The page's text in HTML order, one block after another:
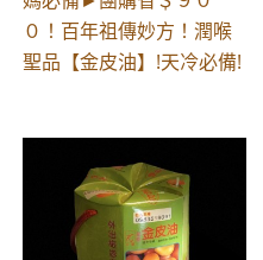
０！百年祖傳妙方！潤喉
聖品【金皮油】!天冷必備!